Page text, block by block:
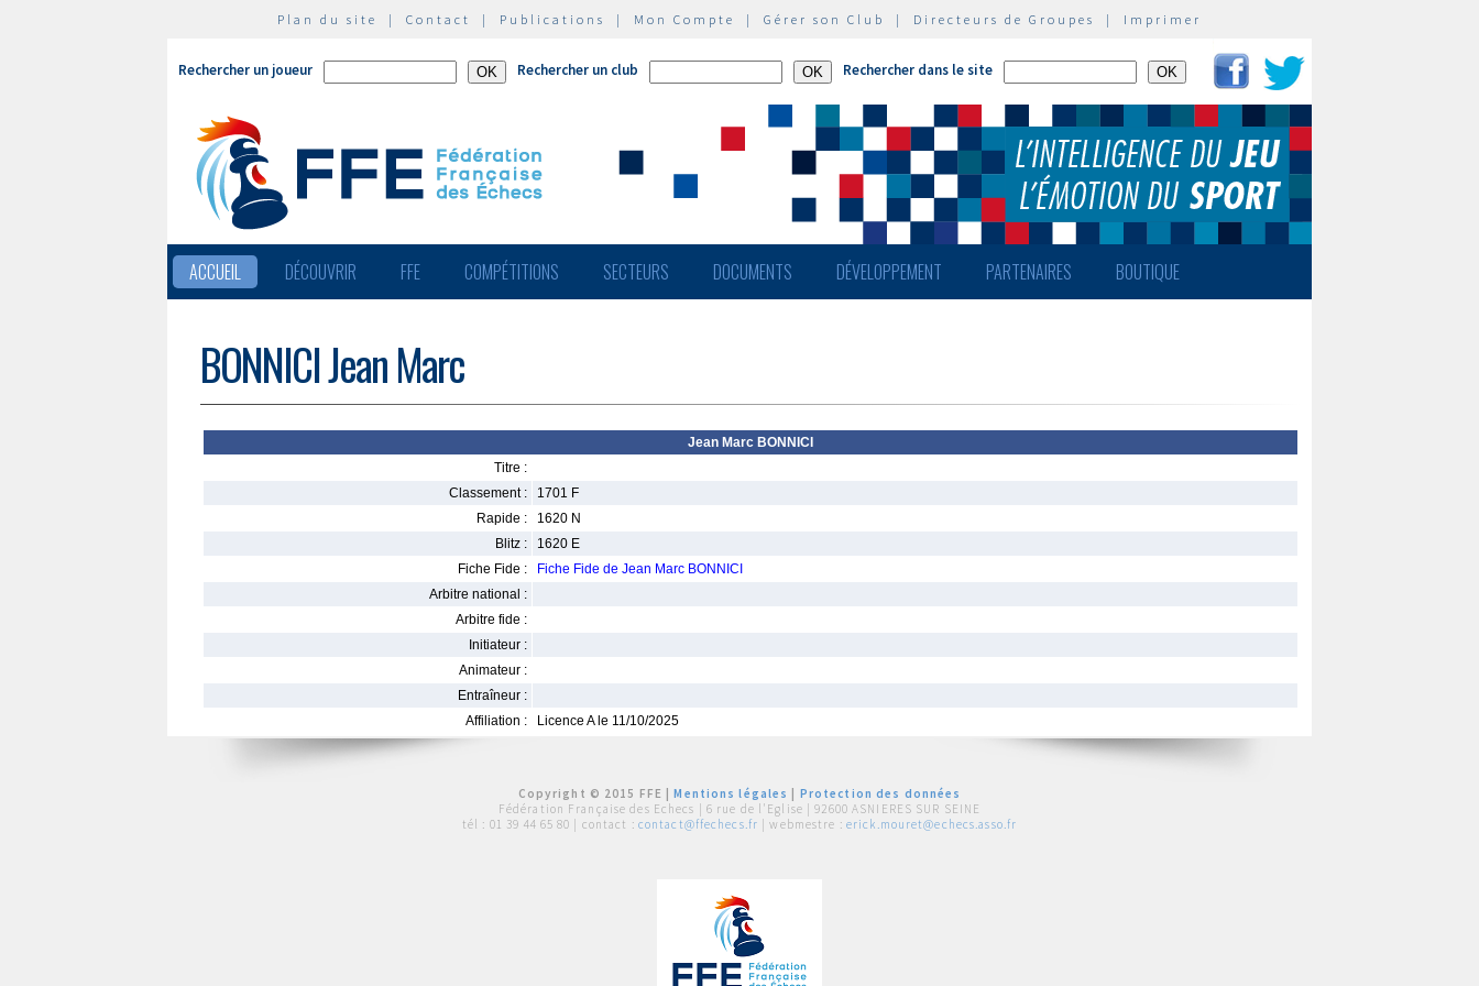
Plan du site | Contact | Publications | Mon Compte | Gérer son Club | Directeurs de Groupes | Imprimer
Rechercher un joueur Rechercher un club Rechercher dans le site
ACCUEIL DÉCOUVRIR FFE COMPÉTITIONS SECTEURS DOCUMENTS DÉVELOPPEMENT PARTENAIRES BOUTIQUE
BONNICI Jean Marc
Jean Marc BONNICI
Titre :
Classement :
1701 F
Rapide :
1620 N
Blitz :
1620 E
Fiche Fide :
Fiche Fide de Jean Marc BONNICI
Arbitre national :
Arbitre fide :
Initiateur :
Animateur :
Entraîneur :
Affiliation :
Licence A le 11/10/2025
Copyright © 2015 FFE |Mentions légales
Protection des données
Fédération Française des Echecs | 6 rue de l'Eglise | 92600 ASNIERES SUR SEINE
tél : 01 39 44 65 80 | contact : contact@ffechecs.fr | webmestre : erick.mouret@echecs.asso.fr